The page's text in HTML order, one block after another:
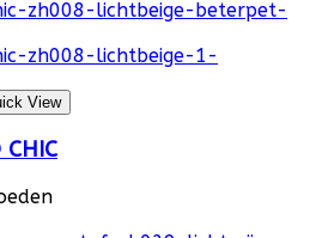
View
CHIC